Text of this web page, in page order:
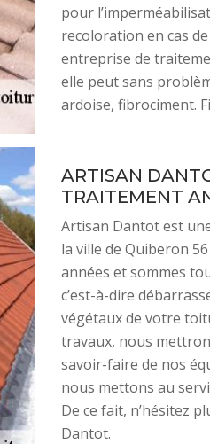
pour
recoloration en cas
entreprise de
elle peut sans
ardoise, fibrociment.
ARTISAN
TRAITEMENT
Artisan Dantot est
la ville de Quiberon
années et sommes
c’est-à-dire
végétaux de votre
travaux, nous
savoir-faire de nos
nous mettons au
De ce fait, n’hésitez
Dantot.